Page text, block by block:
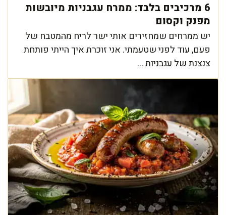
6 מרכיבים בלבד: ממרח עגבניות מיובשות
מפנק וקסום
יש ממרחים שמחזירים אותי ישר לריח מהמטבח של
פעם, עוד לפני שטעמתי. אני זוכרת איך הייתי פותחת
צנצנת של עגבניות ...